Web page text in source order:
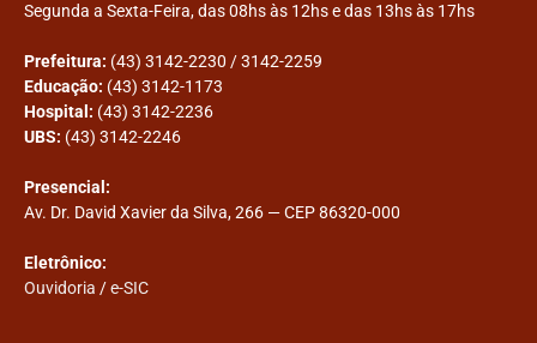
Segunda a Sexta-Feira, das 08hs às 12hs e das 13hs às 17hs
Prefeitura: (43) 3142-2230 / 3142-2259
Educação: (43) 3142-1173
Hospital: (43) 3142-2236
UBS: (43) 3142-2246
Presencial:
Av. Dr. David Xavier da Silva, 266 — CEP 86320-000
Eletrônico:
Ouvidoria /e-SIC